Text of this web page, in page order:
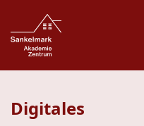
Zum Inhalt springen
Zur Fußzeile springen
Digitales